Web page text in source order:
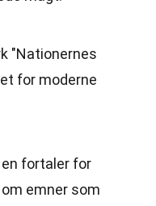
"Nationernes
for moderne
en fortaler for
emner som